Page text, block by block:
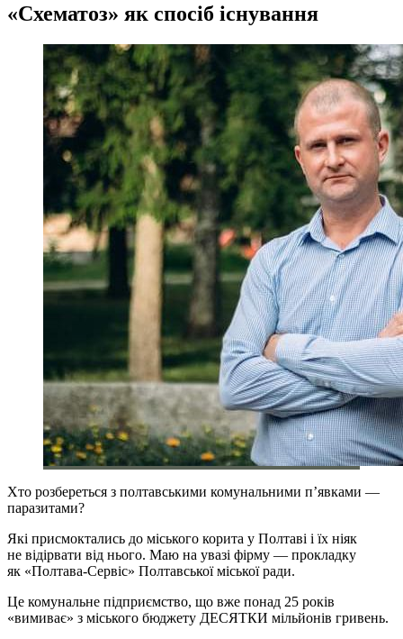
«Схематоз» як спосіб існування
Хто розбереться з полтавськими комунальними п’явками —
паразитами?
Які присмоктались до міського корита у Полтаві і їх ніяк
не відірвати від нього. Маю на увазі фірму — прокладку
як «Полтава-Сервіс» Полтавської міської ради.
Це комунальне підприємство, що вже понад 25 років
«вимиває» з міського бюджету ДЕСЯТКИ мільйонів гривень.